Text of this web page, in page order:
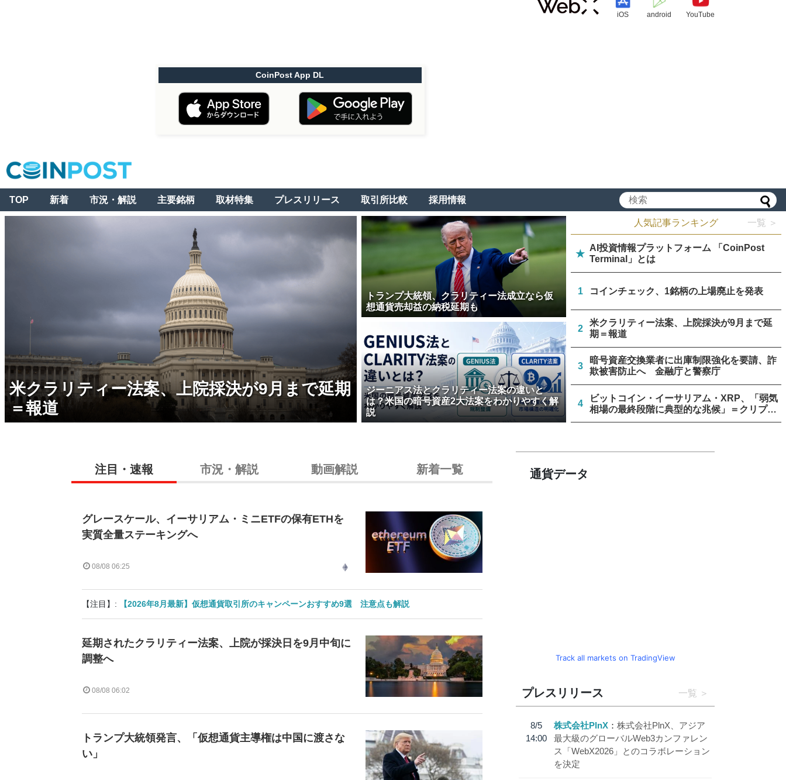
CoinPost App DL
iOS android YouTube
TOP 新着 市況・解説 主要銘柄 取材特集 プレスリリース 取引所比較 採用情報
米クラリティー法案、上院採決が9月まで延期
＝報道
トランプ大統領、クラリティー法成立なら仮
想通貨売却益の納税延期も
ジーニアス法とクラリティー法案の違いと
は？米国の暗号資産2大法案をわかりやすく解
説
人気記事ランキング 一覧 ＞
★
AI投資情報プラットフォーム 「CoinPost
Terminal」とは
1 コインチェック、1銘柄の上場廃止を発表
2
米クラリティー法案、上院採決が9月まで延
期＝報道
3
暗号資産交換業者に出庫制限強化を要請、詐
欺被害防止へ 金融庁と警察庁
4
ビットコイン・イーサリアム・XRP、「弱気
相場の最終段階に典型的な兆候」＝クリプト
クアント
注目・速報 市況・解説 動画解説 新着一覧
グレースケール、イーサリアム・ミニETFの保有ETHを
実質全量ステーキングへ
08/08 06:25
【注目】: 【2026年8月最新】仮想通貨取引所のキャンペーンおすすめ9選 注意点も解説
延期されたクラリティー法案、上院が採決日を9月中旬に
調整へ
08/08 06:02
トランプ大統領発言、「仮想通貨主導権は中国に渡さな
い」
通貨データ
Track all markets on TradingView
プレスリリース 一覧
8/5
14:00
株式会社PlnX
株式会社PlnX、アジア
最大級のグローバルWeb3カンファレン
ス「WebX2026」とのコラボレーション
を決定